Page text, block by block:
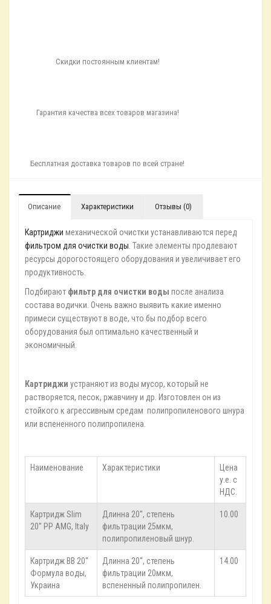
Скидки постоянным клиентам!
Гарантия качества всех товаров магазина!
Бесплатная доставка товаров по всей стране!
Описание Характеристики Отзывы (0)
Картриджи механической очистки устанавливаются перед
фильтром для очистки воды . Такие элементы продлевают
ресурсы дорогостоящего оборудования и увеличивает его
продуктивность.
Подбирают фильтр для очистки воды после анализа
состава водички. Очень важно выявить какие именно
примеси существуют в воде, что бы подбор всего
оборудования был оптимально качественный и
экономичный.
Картриджи устраняют из воды мусор, который не
растворяется, песок, ржавчину и др. Изготовлен он из
стойкого к агрессивным средам полипропиленового шнура
или вспененного полипропилена.
Наименование Характеристики
Цена
у.е. с
НДС.
Картридж Slim
20'' PP AMG, Italy
Длинна 20'', степень
фильтрации 25мкм,
полипропиленовый шнур.
10.00
Картридж ВВ 20''
Формула воды,
Украина
Длинна 20'', степень
фильтрации 20мкм,
вспененный полипропилен.
14.00